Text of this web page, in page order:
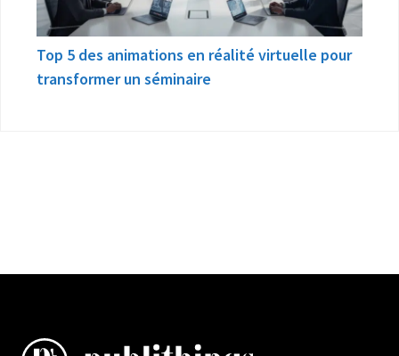
Top 5 des animations en réalité virtuelle pour
transformer un séminaire